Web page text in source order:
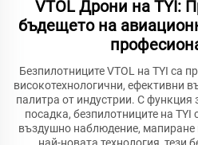
VTOL Дрони на TYI:
бъдещето на
Безпилотниците VTOL на TYI са
високотехнологични, ефективни
палитра от индустрии. С функция
посадка, безпилотниците на TYI
въздушно наблюдение, мапиране